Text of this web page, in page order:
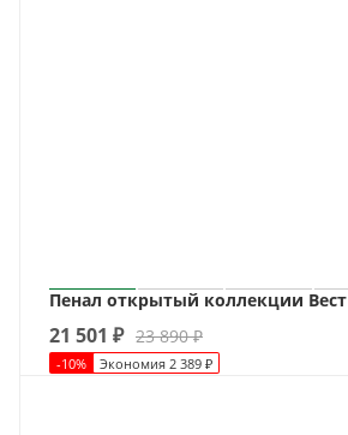
Пенал открытый коллекции Вест
21 501 ₽ 23 890₽
-10% Экономия 2 389 ₽